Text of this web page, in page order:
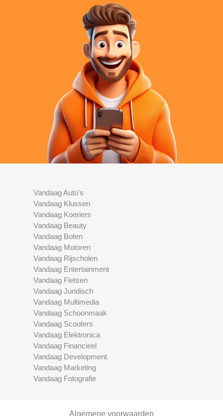
Vandaag Auto's
Vandaag Klussen
Vandaag Koeriers
Vandaag Beauty
Vandaag Boten
Vandaag Motoren
Vandaag Rijscholen
Vandaag Entertainment
Vandaag Fietsen
Vandaag Juridisch
Vandaag Multimedia
Vandaag Schoonmaak
Vandaag Scooters
Vandaag Elektronica
Vandaag Financieel
Vandaag Development
Vandaag Marketing
Vandaag Fotografie
Algemene voorwaarden